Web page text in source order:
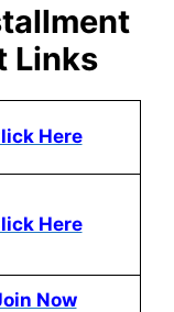
Links
Here
Here
Now